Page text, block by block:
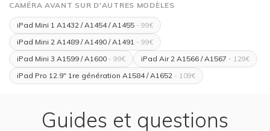
CAMÉRA AVANT SUR D'AUTRES MODÈLES
iPad Mini 1 A1432 / A1454 / A1455 - 99€
iPad Mini 2 A1489 / A1490 / A1491 - 99€
iPad Mini 3 A1599 / A1600 - 99€ iPad Air 2 A1566 / A1567 - 129€
iPad Pro 12.9" 1re génération A1584 / A1652 - 109€
Guides et questions